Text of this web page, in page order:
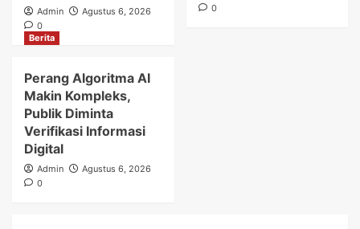
Admin
Agustus 6, 2026
0
0
Berita
Perang Algoritma AI
Makin Kompleks,
Publik Diminta
Verifikasi Informasi
Digital
Admin
Agustus 6, 2026
0